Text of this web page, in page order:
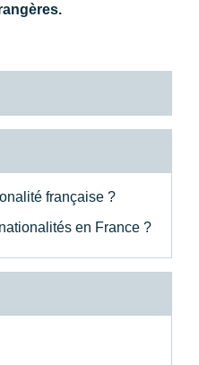
française ?
en France ?